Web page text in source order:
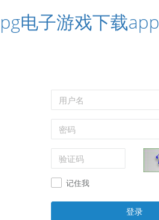
pg电子游戏下载app
记住我
登录